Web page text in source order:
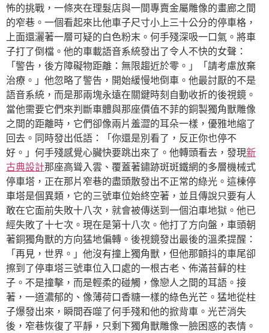
怖的挑戰，一條夾在理髮店與一間專賣金屬雕像的畫廊之間
的窄巷。一個看起來比他車子尺寸小上三十公分的停車格，
上面還灑著一層可疑的白色粉末。何手殘深吸一口氣。將車
子打了倒檔。他的車載語音系統發出了令人不快的女聲：
「警告，後方障礙物距離：無限趨近於零。」「請考慮放棄
治療。」他忽略了警告，開始緩慢地倒車。他最討厭的不是
語音系統，而是那兩塊永遠在關鍵時刻自動收折的後視鏡。
當他需要它們來判斷車體與那座價值不菲的銅製獨角獸雕像
之間的距離時，它們卻像兩片羞澀的耳朵一樣，優雅地縮了
回去。同時發出低語：「你還是別看了，反正你也停不
好。」何手殘感覺心臟快要跳出來了。他轉頭看去，發現新
古典設計那座高聳入雲、覆蓋著鏽跡斑斑鐵網的多層機械式
停車塔，正在那片窄巷的盡頭散發出不正常的綠光。這棟停
車塔是個異類，它的三號車位始終空著，並且傳說只要有人
敢在它面前失敗十八次，就會被傳送到一個泊車地獄。他已
經失敗了十七次。現在是第十八次。他打了方向盤，車頭朝
著銅獨角獸的方向猛地偏轉。後視鏡發出最後的溫柔提醒：
「再見，世界。」他沒有撞上獨角獸，但他那顫抖的車尾卻
擦到了停車塔三號車位入口處的一根古老、佈滿苔蘚的柱
子。不是撞擊，而是輕柔的碰觸，像戀人之間的耳語。接
著，一道濃郁的、像薄荷口香糖一樣的綠色光芒。猛地從柱
子爆發出來，瞬間吞噬了何手殘和他的掀背車。光芒消失
後，窄巷恢復了平靜，只剩下獨角獸雕像一臉困惑的表情。